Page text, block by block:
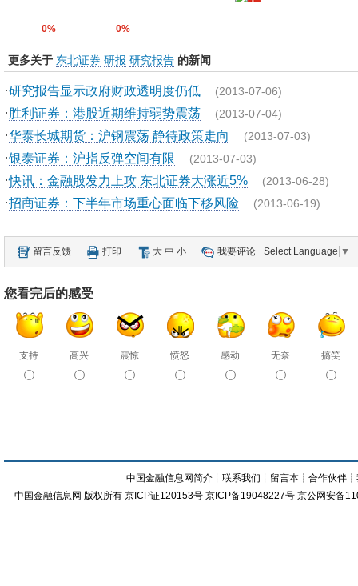
0% 0%
更多关于 东北证券 研报 研究报告 的新闻
·研究报告显示政府财政透明度仍低 (2013-07-06)
·胜利证券：港股近期维持弱势震荡 (2013-07-04)
·华泰长城期货：沪钢震荡 静待政策走向 (2013-07-03)
·银泰证券：沪指反弹空间有限 (2013-07-03)
·快讯：金融股发力上攻 东北证券大涨近5% (2013-06-28)
·招商证券：下半年市场重心面临下移风险 (2013-06-19)
留言反馈 打印 大 中 小 我要评论 Select Language ▼
您看完后的感受
支持 高兴 震惊 愤怒 感动 无奈 搞笑
中国金融信息网简介 ┊联系我们 ┊ 留言本 ┊合作伙伴 ┊
中国金融信息网 版权所有 京ICP证120153号 京ICP备19048227号 京公网安备